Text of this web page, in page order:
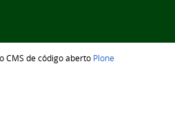
CMS de código aberto Plone